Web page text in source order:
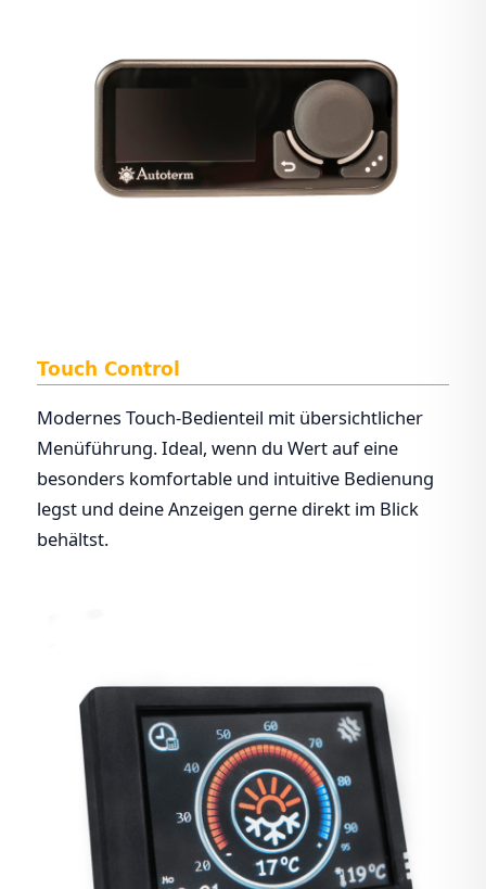
Touch Control
Modernes Touch-Bedienteil mit übersichtlicher
Menüführung. Ideal, wenn du Wert auf eine
besonders komfortable und intuitive Bedienung
legst und deine Anzeigen gerne direkt im Blick
behältst.